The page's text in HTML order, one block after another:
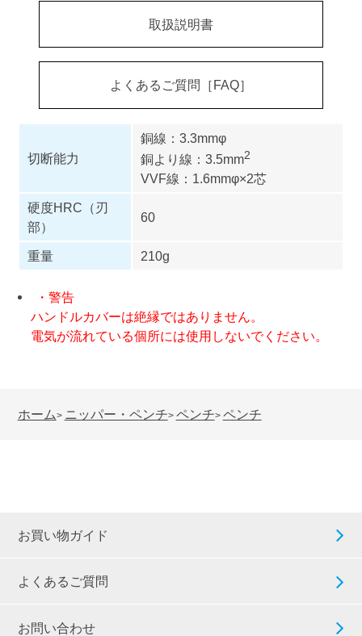
取扱説明書
よくあるご質問［FAQ］
切断能力
銅線：3.3mmφ
銅より線：3.5mm2
VVF線：1.6mmφ×2芯
硬度HRC（刃
部）
60
重量 210g
・警告
ハンドルカバーは絶縁ではありません。
電気が流れている個所には使用しないでください。
ホーム> ニッパー・ペンチ> ペンチ> ペンチ
お買い物ガイド
よくあるご質問
お問い合わせ